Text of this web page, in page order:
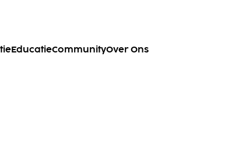
EducatieCommunityOver Ons